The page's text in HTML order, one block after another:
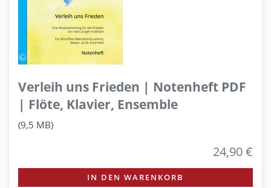
Verleih uns Frieden | Notenheft PDF
| Flöte, Klavier, Ensemble
(9,5 MB)
24,90 €
IN DEN WARENKORB